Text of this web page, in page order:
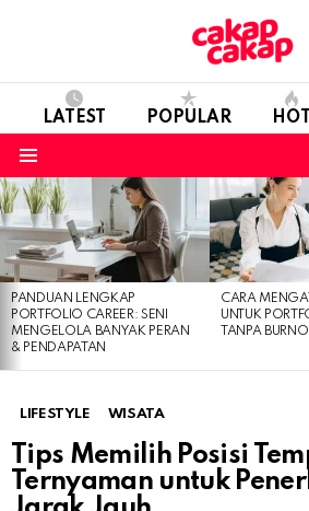
LATEST POPULAR HOT
LATEST
STORIES
PANDUAN LENGKAP
PORTFOLIO CAREER: SENI
MENGELOLA BANYAK PERAN
& PENDAPATAN
CARA
UNTUK
TANPA
LIFESTYLE WISATA
Tips Memilih Posisi
Ternyaman untuk